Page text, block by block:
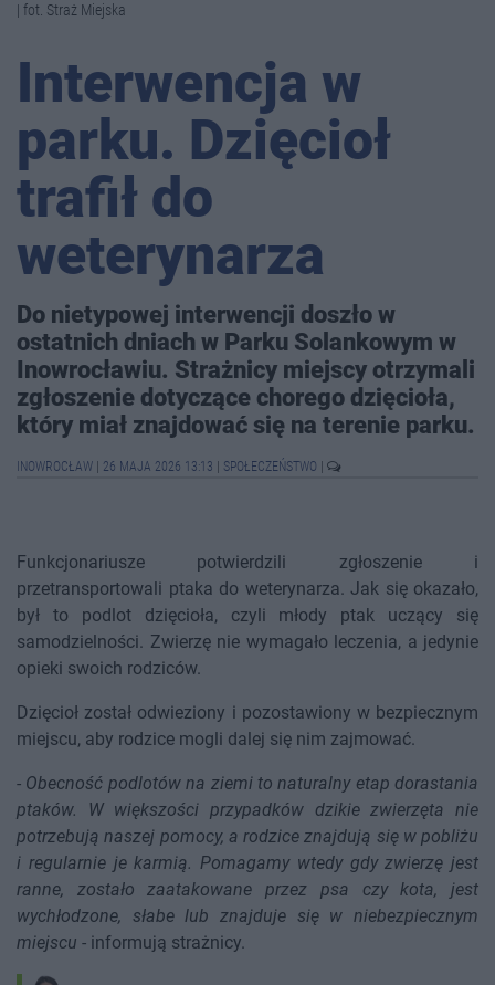
| fot. Straż Miejska
Interwencja w
parku. Dzięcioł
trafił do
weterynarza
Do nietypowej interwencji doszło w
ostatnich dniach w Parku Solankowym w
Inowrocławiu. Strażnicy miejscy otrzymali
zgłoszenie dotyczące chorego dzięcioła,
który miał znajdować się na terenie parku.
INOWROCŁAW 26 MAJA 2026 13:13 SPOŁECZEŃSTWO
Funkcjonariusze potwierdzili zgłoszenie i
przetransportowali ptaka do weterynarza. Jak się okazało,
był to podlot dzięcioła, czyli młody ptak uczący się
samodzielności. Zwierzę nie wymagało leczenia, a jedynie
opieki swoich rodziców.
Dzięcioł został odwieziony i pozostawiony w bezpiecznym
miejscu, aby rodzice mogli dalej się nim zajmować.
- Obecność podlotów na ziemi to naturalny etap dorastania
ptaków. W większości przypadków dzikie zwierzęta nie
potrzebują naszej pomocy, a rodzice znajdują się w pobliżu
i regularnie je karmią. Pomagamy wtedy gdy zwierzę jest
ranne, zostało zaatakowane przez psa czy kota, jest
wychłodzone, słabe lub znajduje się w niebezpiecznym
miejscu - informują strażnicy.